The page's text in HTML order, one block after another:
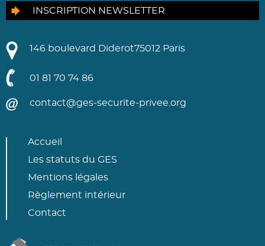
INSCRIPTION NEWSLETTER
146 boulevard Diderot75012 Paris
01 81 70 74 86
contact@ges-securite-privee.org
Accueil
Les statuts du GES
Mentions légales
Règlement intérieur
Contact